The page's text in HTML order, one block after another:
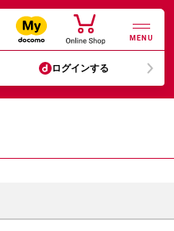
MENU
ログインする